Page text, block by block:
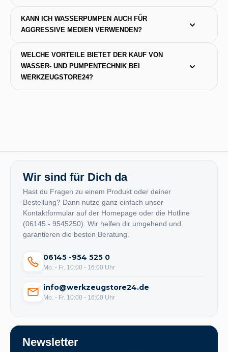
KANN ICH WASSERPUMPEN AUCH FÜR
AGGRESSIVE MEDIEN VERWENDEN?
WELCHE VORTEILE BIETET DER KAUF VON
WASSER- UND PUMPENTECHNIK BEI
WERKZEUGSTORE24?
Wir sind für Dich da
Hast du Fragen zu einem Produkt oder deiner
Bestellung? Dann nutze ganz einfach unser
Kontaktformular auf der Homepage oder die Hotline
(06145 - 9545250). Wir helfen dir umgehend und
garantieren die besten Beratung.
06145 -954 525 0
Mo. - Fr. 10:00 - 16:00 Uhr
info@werkzeugstore24.de
Mo. - Fr. 10:00 - 16:00 Uhr
Newsletter